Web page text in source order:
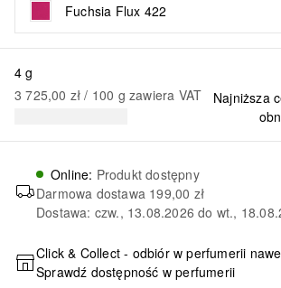
Fuchsia Flux 422
Najniższa
4 g
3 725,00 zł / 100 g zawiera VAT
Online: Produkt dostępny
Darmowa dostawa 199,00 zł
Dostawa: czw., 13.08.2026 do wt.,
DODAJ DO KOSZYKA
Click & Collect - odbiór w perfumerii
Sprawdź dostępność w perfumerii